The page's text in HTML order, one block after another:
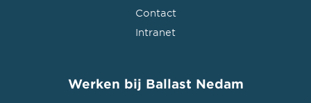
Contact
Intranet
Werken bij Ballast Nedam